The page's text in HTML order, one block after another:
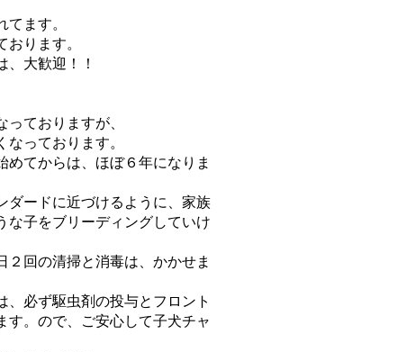
ます。
ります。
大歓迎！！
ておりますが、
っております。
てからは、ほぼ６年になりま
ダードに近づけるように、家族
な子をブリーディングしていけ
２回の清掃と消毒は、かかせま
必ず駆虫剤の投与とフロント
す。ので、ご安心して子犬チャ